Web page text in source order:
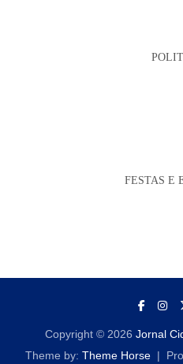
FESTAS E
Copyright © 2026 Jornal
Theme by: Theme Horse